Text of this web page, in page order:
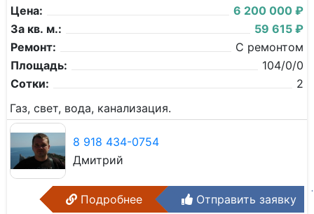
Цена:
6 200 000 ₽
За кв. м.:
59 615 ₽
Ремонт:
С ремонтом
Площадь:
104/0/0
Сотки:
2
Газ, свет, вода, канализация.
8 918 434-0754
Дмитрий
Подробнее Отправить заявку